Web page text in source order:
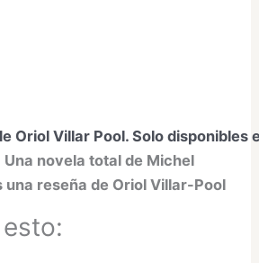
Oriol Villar Pool. Solo disponibles
novela total de Michel
una reseña de Oriol Villar-Pool